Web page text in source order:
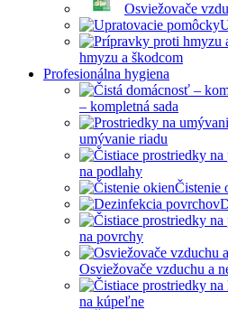
Osviežovače
hmyzu a škodcom
Profesionálna hygiena
– kompletná sada
umývanie riadu
na podlahy
Čistenie
na povrchy
Osviežovače vzduchu a
na kúpeľne